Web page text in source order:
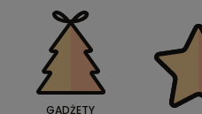
GADŻETY